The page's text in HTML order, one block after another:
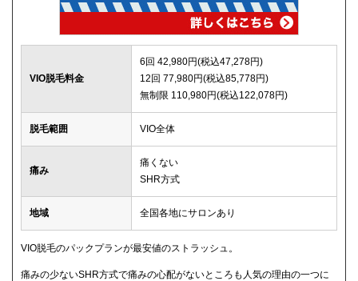
VIO脱毛料金
6回 42,980円(税込47,278円)
12回 77,980円(税込85,778円)
無制限 110,980円(税込122,078円)
脱毛範囲 VIO全体
痛み
痛くない
SHR方式
地域 全国各地にサロンあり
VIO脱毛のパックプランが最安値のストラッシュ。
痛みの少ないSHR方式で痛みの心配がないところも人気の理由の一つに